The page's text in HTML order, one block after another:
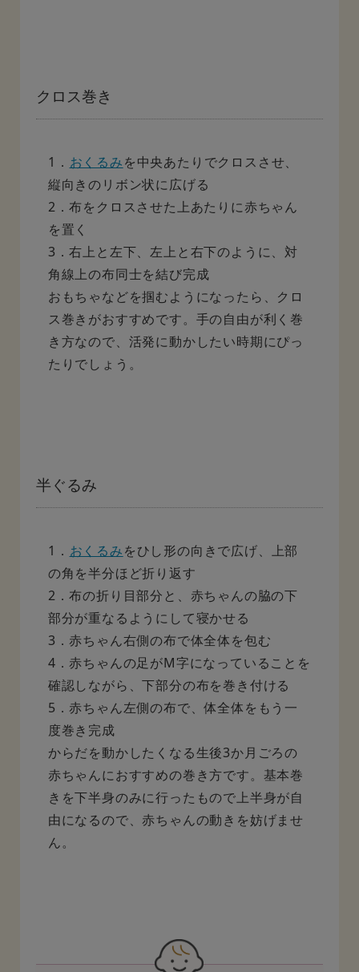
クロス巻き
1． おくるみを中央あたりでクロスさせ、
縦向きのリボン状に広げる
2．布をクロスさせた上あたりに赤ちゃん
を置く
3．右上と左下、左上と右下のように、対
角線上の布同士を結び完成
おもちゃなどを掴むようになったら、クロ
ス巻きがおすすめです。手の自由が利く巻
き方なので、活発に動かしたい時期にぴっ
たりでしょう。
半ぐるみ
1． おくるみをひし形の向きで広げ、上部
の角を半分ほど折り返す
2．布の折り目部分と、赤ちゃんの脇の下
部分が重なるようにして寝かせる
3．赤ちゃん右側の布で体全体を包む
4．赤ちゃんの足がM字になっていることを
確認しながら、下部分の布を巻き付ける
5．赤ちゃん左側の布で、体全体をもう一
度巻き完成
からだを動かしたくなる生後3か月ごろの
赤ちゃんにおすすめの巻き方です。基本巻
きを下半身のみに行ったもので上半身が自
由になるので、赤ちゃんの動きを妨げませ
ん。